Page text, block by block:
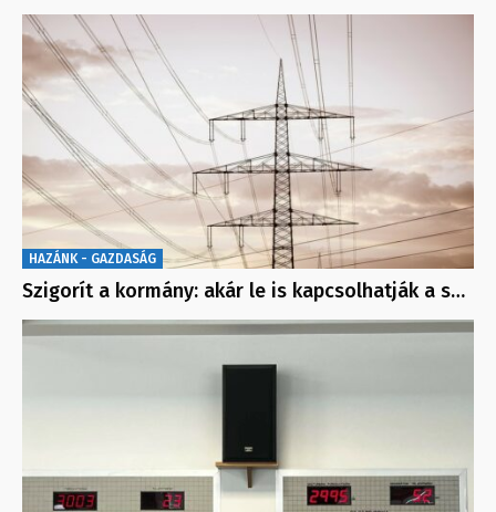
HAZÁNK - GAZDASÁG
Szigorít a kormány: akár le is kapcsolhatják a s…